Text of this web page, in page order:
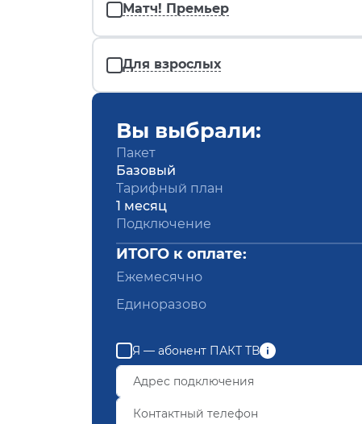
Матч! Премьер
Для взрослых
Вы выбрали:
Пакет
Базовый
Тарифный план
1 месяц
Подключение
ИТОГО к оплате:
Ежемесячно
Единоразово
Я — абонент ПАКТ ТВ